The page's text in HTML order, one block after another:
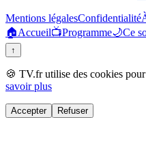
Mentions légalesConfidentialité
🏠Accueil📺Programme🌙Ce
↑
🍪 TV.fr utilise des cookies
savoir plus
Accepter Refuser